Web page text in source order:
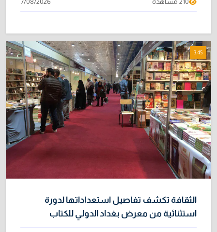
3:45
الثقافة تكشف تفاصيل استعداداتها لدورة
استثنائية من معرض بغداد الدولي للكتاب